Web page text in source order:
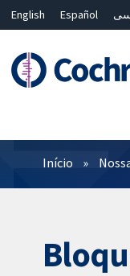
English Español
Filtros
Início